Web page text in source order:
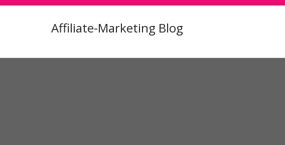
Affiliate-Marketing Blog